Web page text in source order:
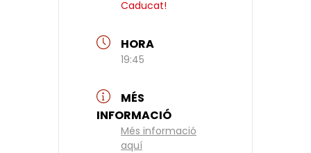
Caducat!
HORA
19:45
MÉS
INFORMACIÓ
Més informació
aquí